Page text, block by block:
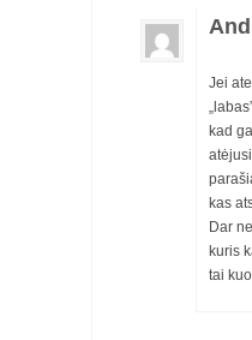
Lėktuvų
2017 antros
Jei
kad
kas
Dar
kuris
tai